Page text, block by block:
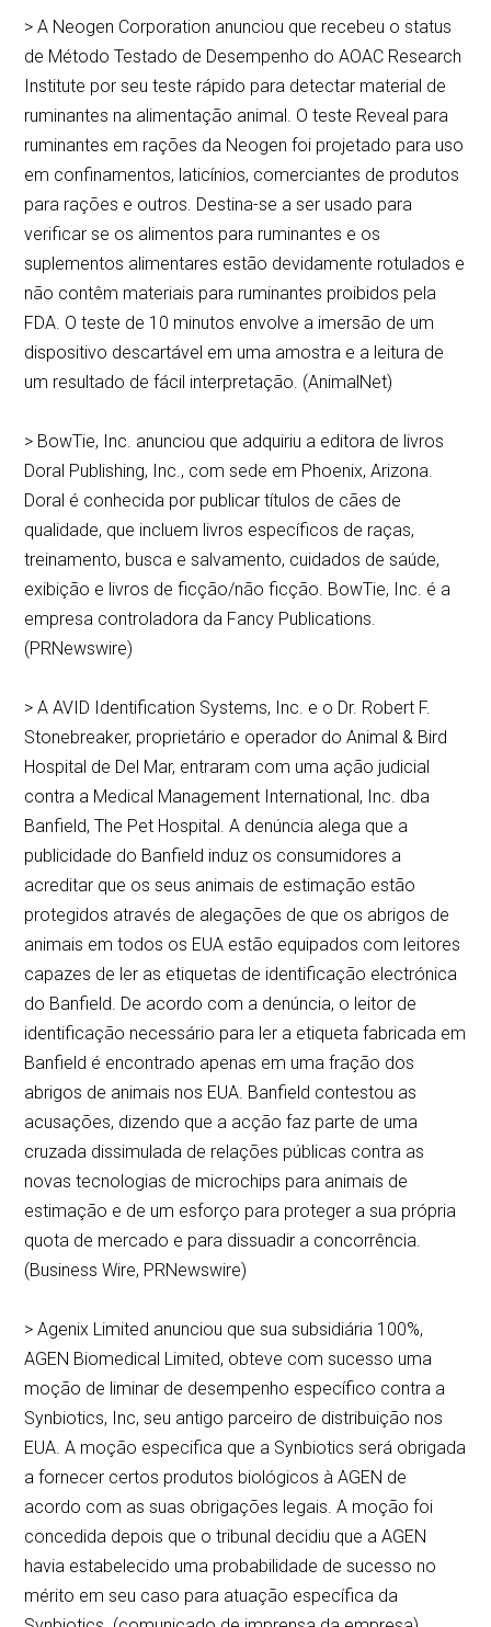
> A Neogen Corporation anunciou que recebeu o status
de Método Testado de Desempenho do AOAC Research
Institute por seu teste rápido para detectar material de
ruminantes na alimentação animal. O teste Reveal para
ruminantes em rações da Neogen foi projetado para uso
em confinamentos, laticínios, comerciantes de produtos
para rações e outros. Destina-se a ser usado para
verificar se os alimentos para ruminantes e os
suplementos alimentares estão devidamente rotulados e
não contêm materiais para ruminantes proibidos pela
FDA. O teste de 10 minutos envolve a imersão de um
dispositivo descartável em uma amostra e a leitura de
um resultado de fácil interpretação. (AnimalNet)
> BowTie, Inc. anunciou que adquiriu a editora de livros
Doral Publishing, Inc., com sede em Phoenix, Arizona.
Doral é conhecida por publicar títulos de cães de
qualidade, que incluem livros específicos de raças,
treinamento, busca e salvamento, cuidados de saúde,
exibição e livros de ficção/não ficção. BowTie, Inc. é a
empresa controladora da Fancy Publications.
(PRNewswire)
> A AVID Identification Systems, Inc. e o Dr. Robert F.
Stonebreaker, proprietário e operador do Animal & Bird
Hospital de Del Mar, entraram com uma ação judicial
contra a Medical Management International, Inc. dba
Banfield, The Pet Hospital. A denúncia alega que a
publicidade do Banfield induz os consumidores a
acreditar que os seus animais de estimação estão
protegidos através de alegações de que os abrigos de
animais em todos os EUA estão equipados com leitores
capazes de ler as etiquetas de identificação electrónica
do Banfield. De acordo com a denúncia, o leitor de
identificação necessário para ler a etiqueta fabricada em
Banfield é encontrado apenas em uma fração dos
abrigos de animais nos EUA. Banfield contestou as
acusações, dizendo que a acção faz parte de uma
cruzada dissimulada de relações públicas contra as
novas tecnologias de microchips para animais de
estimação e de um esforço para proteger a sua própria
quota de mercado e para dissuadir a concorrência.
(Business Wire, PRNewswire)
> Agenix Limited anunciou que sua subsidiária 100%,
AGEN Biomedical Limited, obteve com sucesso uma
moção de liminar de desempenho específico contra a
Synbiotics, Inc, seu antigo parceiro de distribuição nos
EUA. A moção especifica que a Synbiotics será obrigada
a fornecer certos produtos biológicos à AGEN de
acordo com as suas obrigações legais. A moção foi
concedida depois que o tribunal decidiu que a AGEN
havia estabelecido uma probabilidade de sucesso no
mérito em seu caso para atuação específica da